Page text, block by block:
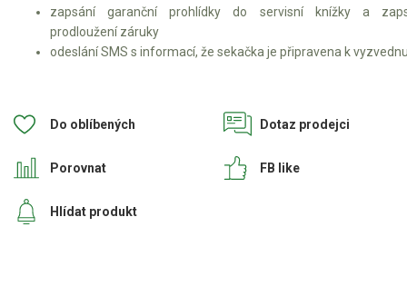
zapsání garanční prohlídky do servisní knížky a
prodloužení záruky
odeslání SMS s informací, že sekačka je připravena k
Do oblíbených
Porovnat
Dotaz prodejci
Hlídat produkt
FB like